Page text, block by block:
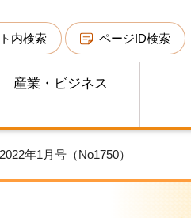
内検索 ページID検索
産業・ビジネス
年1月号（No1750）